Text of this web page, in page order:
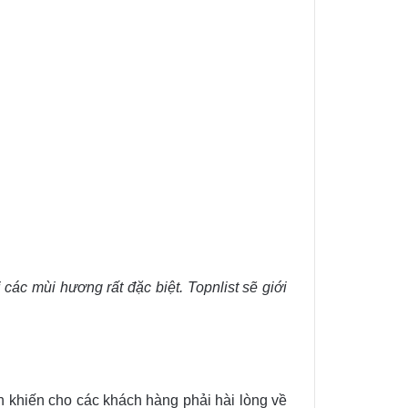
mùi hương rất đặc biệt. Topnlist sẽ giới
cho các khách hàng phải hài lòng về